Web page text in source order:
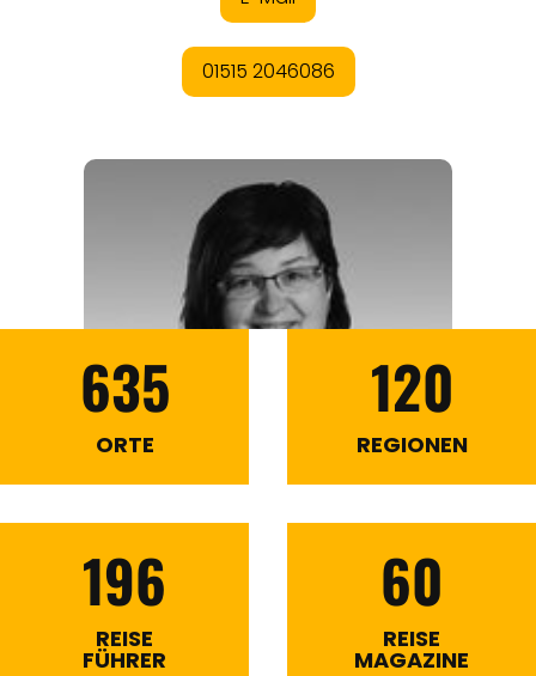
635
ORTE
120
REGIONEN
196
REISE
FÜHRER
60
REISE
MAGAZINE